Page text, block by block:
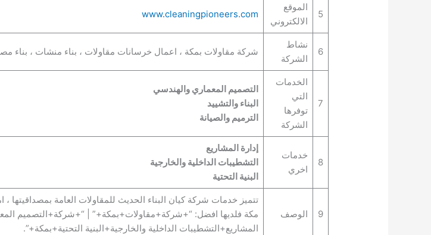
5
الموقع
الالكتروني
www.cleaningpioneers.com
6
نشاط
الشركة
شركة مقاولات بمكة ، اعمال خرسانات مقاولات ، بناء منشات ، بناء
7
الخدمات
التي
توفرها
الشركة
التصميم المعماري والهندسي
البناء والتشييد
الترميم والصيانة
8
خدمات
اخري
إدارة المشاريع
التشطيبات الداخلية والخارجية
البنية التحتية
9 الوصف
تتميز خدمات شركة كيان البناء الحديث للمقاولات العامة بمصداقيتها ،
مكة فلديها افضل: “+شركة+مقاولات+بمكة+” | “+شركة+التصميم
المشاريع+التشطيبات الداخلية والخارجية+البنية التحتية+بمكة+”.